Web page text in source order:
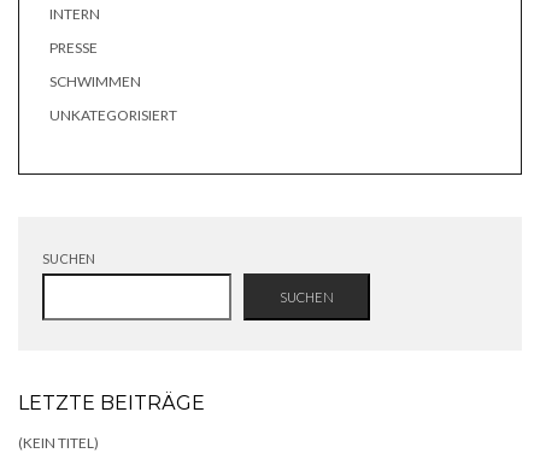
INTERN
PRESSE
SCHWIMMEN
UNKATEGORISIERT
SUCHEN
SUCHEN
LETZTE BEITRÄGE
(KEIN TITEL)